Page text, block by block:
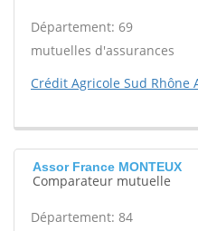
Département: 69
mutuelles d'assurances
Crédit Agricole Sud Rhône
Assor France MONTEUX
Comparateur mutuelle
Département: 84